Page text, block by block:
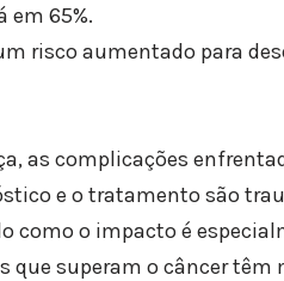
em 65%.
risco aumentado para
as complicações
e o tratamento são
o impacto é
que superam o câncer têm